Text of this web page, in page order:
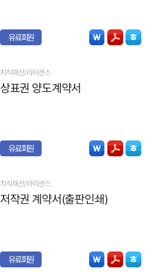
유료회원
지식재산/라이센스
상표권 양도계약서
유료회원
지식재산/라이센스
저작권 계약서(출판인쇄)
유료회원